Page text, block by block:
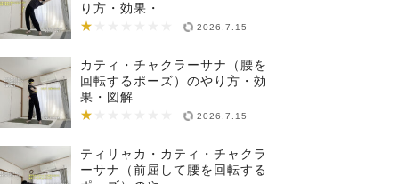
り方・効果・…
★
★★★★★★★ 2026.7.15
カティ・チャクラーサナ（腰を
回転するポーズ）のやり方・効
果・図解
★
★★★★★★★ 2026.7.15
ティリャカ・カティ・チャクラ
ーサナ（前屈して腰を回転する